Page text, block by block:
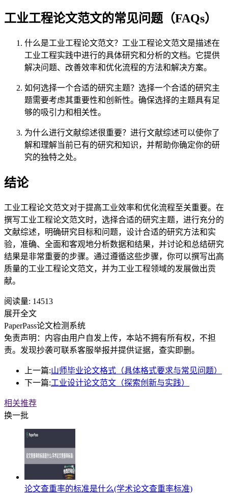
工业工程论文范文的常见问题（FAQs）
什么是工业工程论文范文？工业工程论文范文是描述在
工业工程实践中进行的具体研究和分析的文档。它提供
解决问题、改善效率和优化流程的方法和解决方案。
如何选择一个合适的研究主题？选择一个合适的研究主
题需要考虑其重要性和创新性。确保选择的主题具有足
够的吸引力和相关性。
为什么进行文献综述很重要？进行文献综述可以使你了
解和理解当前已有的研究和知识，并帮助你确定你的研
究的独特之处。
结论
工业工程论文范文对于提高工业效率和优化流程至关重要。在
撰写工业工程论文范文时，选择合适的研究主题，进行充分的
文献综述，明确研究目标和问题，设计合适的研究方法和实
验，准确、全面和客观地分析数据和结果，并讨论和总结研究
结果是非常重要的步骤。通过遵循这些步骤，你可以撰写出高
质量的工业工程论文范文，并为工业工程领域的发展做出贡
献。
阅读量: 14513
展开全文
PaperPass论文检测系统
免责声明：内容由用户自发上传，本站不拥有所有权，不担
责。发现抄袭可联系客服举报并提供证据，查实即删。
上一篇:山师毕业论文格式（具体格式要求与常见问题）
下一篇:工业设计论文范文（探索创新与实践）
相关推荐
换一批
论文查重率的标准是什么(学术论文查重率标准)